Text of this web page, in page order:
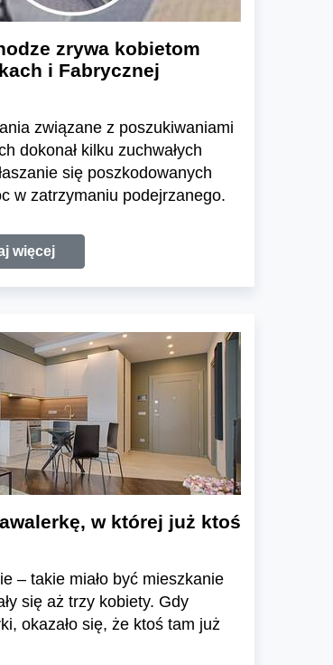
zrywa kobietom
i Fabrycznej
związane z poszukiwaniami
dokonał kilku zuchwałych
się poszkodowanych
w zatrzymaniu podejrzanego.
więcej
w której już ktoś
– takie miało być mieszkanie
się aż trzy kobiety. Gdy
okazało się, że ktoś tam już